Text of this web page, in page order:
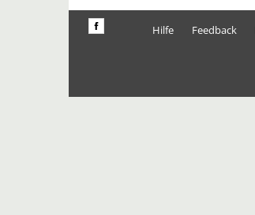
Hilfe Feedback